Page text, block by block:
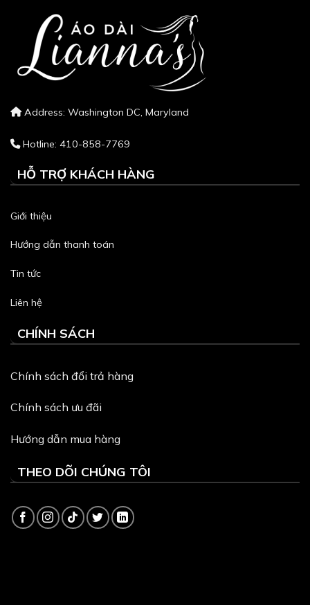
Address: Washington DC, Maryland
Hotline: 410-858-7769
HỖ TRỢ KHÁCH HÀNG
Giới thiệu
Hướng dẫn thanh toán
Tin tức
Liên hệ
CHÍNH SÁCH
Chính sách đổi trả hàng
Chính sách ưu đãi
Hướng dẫn mua hàng
THEO DÕI CHÚNG TÔI